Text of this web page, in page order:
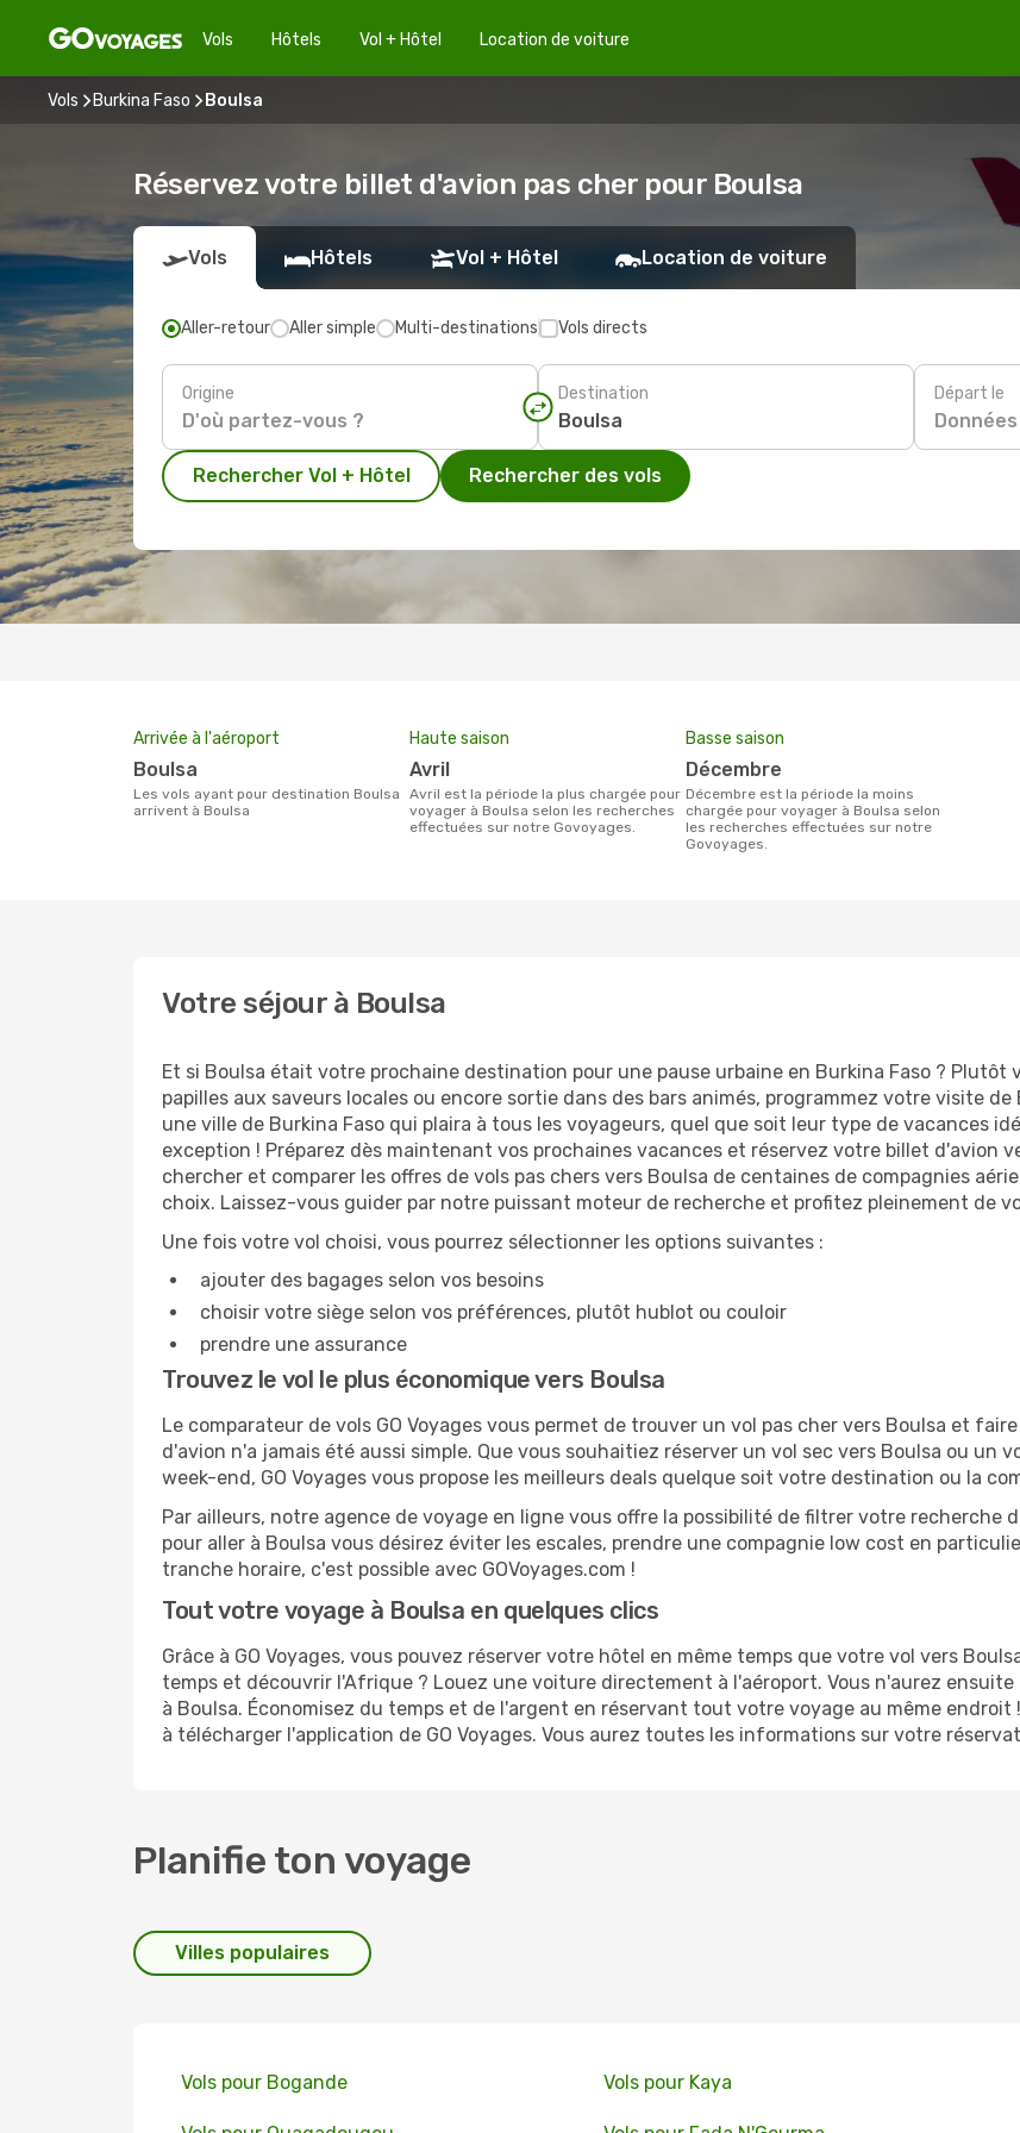
Vols Hôtels Vol + Hôtel Location de voiture
Vols Burkina Faso Boulsa
Réservez votre billet d'avion pas cher pour Boulsa
Vols Hôtels Vol + Hôtel Location de voiture
Aller-retour Aller simple Multi-destinations Vols directs
Origine Destination Départ le
Données
Rechercher Vol + Hôtel Rechercher des vols
Arrivée à l'aéroport
Boulsa
Les vols ayant pour destination Boulsa
arrivent à Boulsa
Haute saison
avril
avril est la période la plus chargée pour
voyager à Boulsa selon les recherches
effectuées sur notre Govoyages.
Basse saison
décembre
décembre est la période la moins
chargée pour voyager à Boulsa selon
les recherches effectuées sur notre
Govoyages.
Votre séjour à Boulsa
Et si Boulsa était votre prochaine destination pour une pause urbaine en Burkina Faso ?
papilles aux saveurs locales ou encore sortie dans des bars animés, programmez votre visite
une ville de Burkina Faso qui plaira à tous les voyageurs, quel que soit leur type de vacances
exception ! Préparez dès maintenant vos prochaines vacances et réservez votre billet d'avion
chercher et comparer les offres de vols pas chers vers Boulsa de centaines de compagnies
choix. Laissez-vous guider par notre puissant moteur de recherche et profitez pleinement de
Une fois votre vol choisi, vous pourrez sélectionner les options suivantes :
ajouter des bagages selon vos besoins
choisir votre siège selon vos préférences, plutôt hublot ou couloir
prendre une assurance
Trouvez le vol le plus économique vers Boulsa
Le comparateur de vols GO Voyages vous permet de trouver un vol pas cher vers Boulsa et
d'avion n'a jamais été aussi simple. Que vous souhaitiez réserver un vol sec vers Boulsa ou un
week-end, GO Voyages vous propose les meilleurs deals quelque soit votre destination ou la
Par ailleurs, notre agence de voyage en ligne vous offre la possibilité de filtrer votre recherche
pour aller à Boulsa vous désirez éviter les escales, prendre une compagnie low cost en
tranche horaire, c'est possible avec GOVoyages.com !
Tout votre voyage à Boulsa en quelques clics
Grâce à GO Voyages, vous pouvez réserver votre hôtel en même temps que votre vol vers
temps et découvrir l'Afrique ? Louez une voiture directement à l'aéroport. Vous n'aurez
à Boulsa. Économisez du temps et de l'argent en réservant tout votre voyage au même
à télécharger l'application de GO Voyages. Vous aurez toutes les informations sur votre
Planifie ton voyage
Villes populaires
Vols pour Bogande Vols pour Kaya